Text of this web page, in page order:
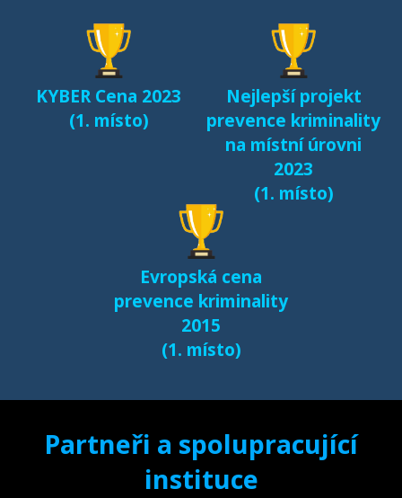
dětí v kyberprostoru
Fenomén Minecraft v
českém prostředí
Další výsledky jsou k
samostatné stránce
e-bezpeci.cz/vyzkum.
KYBER Cena 2023
(1. místo)
Nejlepší projekt
prevence kriminality
na místní úrovni
2023
(1. místo)
Evropská cena
prevence kriminality
2015
(1. místo)
Partneři a spolupracující
instituce